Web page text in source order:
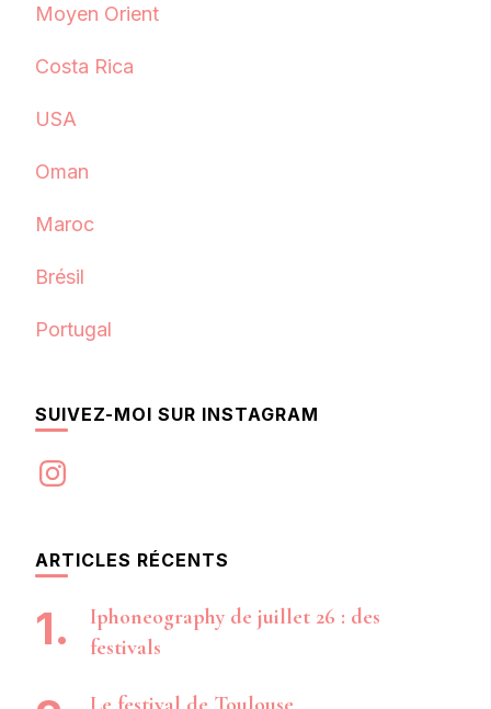
Moyen Orient
Costa Rica
USA
Oman
Maroc
Brésil
Portugal
SUIVEZ-MOI SUR INSTAGRAM
Instagram
ARTICLES RÉCENTS
Iphoneography de juillet 26 : des
festivals